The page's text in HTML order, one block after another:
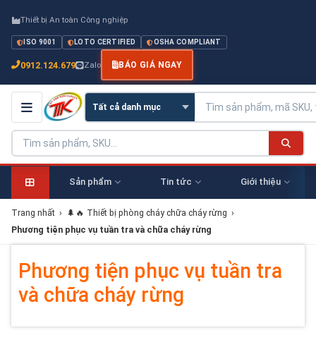
Thiết bị An toàn Công nghiệp
ISO 9001 LOTO CERTIFIED OSHA COMPLIANT
0912.124.679 Zalo BÁO GIÁ NGAY
Sản phẩm Tin tức Giới thiệu
Trang nhất › 🌲🔥 Thiết bị phòng cháy chữa cháy rừng ›
Phương tiện phục vụ tuần tra và chữa cháy rừng
Phương tiện phục vụ tuần tra
và chữa cháy rừng